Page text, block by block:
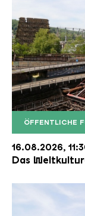
ÖFFENTLICHE
Der
Copyright:
16.08.2026,
Das